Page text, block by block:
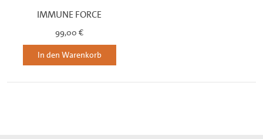
IMMUNE FORCE
99,00 €
In den Warenkorb